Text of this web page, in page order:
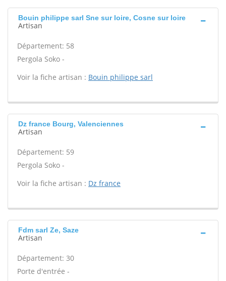
Bouin philippe sarl Sne sur loire, Cosne sur loire
Artisan
Département: 58
Pergola Soko -
Voir la fiche artisan : Bouin philippe sarl
Dz france Bourg, Valenciennes
Artisan
Département: 59
Pergola Soko -
Voir la fiche artisan : Dz france
Fdm sarl Ze, Saze
Artisan
Département: 30
Porte d'entrée -